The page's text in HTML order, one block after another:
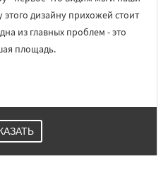
этого дизайну прихожей стоит
из главных проблем - это
площадь.